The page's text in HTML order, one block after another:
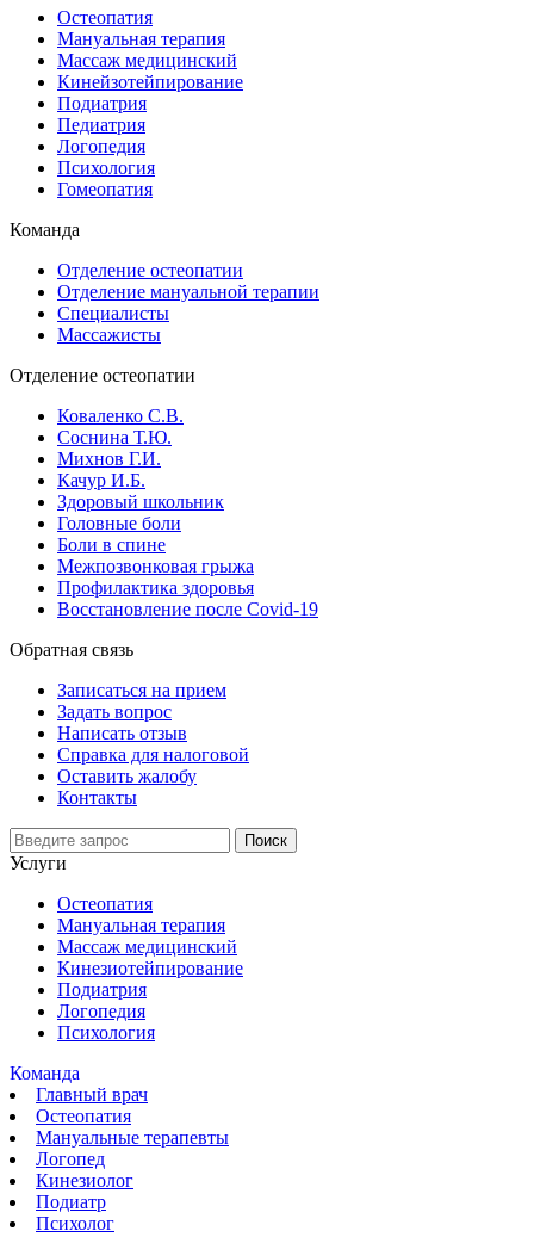
Остеопатия
Мануальная терапия
Массаж медицинский
Кинейзотейпирование
Подиатрия
Педиатрия
Логопедия
Психология
Гомеопатия
Команда
Отделение остеопатии
Отделение мануальной терапии
Специалисты
Массажисты
Отделение остеопатии
Коваленко С.В.
Соснина Т.Ю.
Михнов Г.И.
Качур И.Б.
Здоровый школьник
Головные боли
Боли в спине
Межпозвонковая грыжа
Профилактика здоровья
Восстановление после Сovid-19
Обратная связь
Записаться на прием
Задать вопрос
Написать отзыв
Справка для налоговой
Оставить жалобу
Контакты
Поиск
Услуги
Остеопатия
Мануальная терапия
Массаж медицинский
Кинезиотейпирование
Подиатрия
Логопедия
Психология
Команда
Главный врач
Остеопатия
Мануальные терапевты
Логопед
Кинезиолог
Подиатр
Психолог